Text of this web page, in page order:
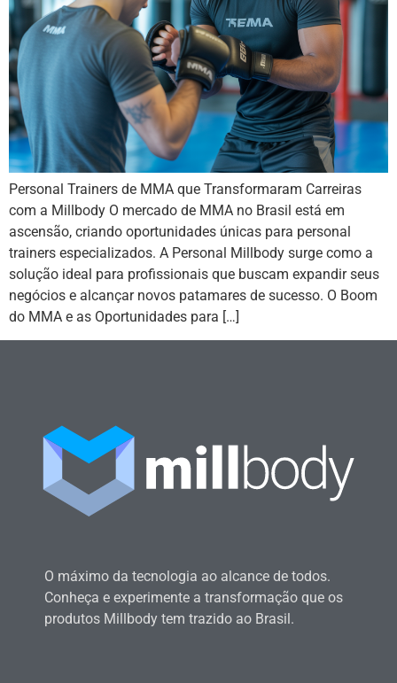
Personal Trainers de MMA que Transformaram Carreiras
com a Millbody O mercado de MMA no Brasil está em
ascensão, criando oportunidades únicas para personal
trainers especializados. A Personal Millbody surge como a
solução ideal para profissionais que buscam expandir seus
negócios e alcançar novos patamares de sucesso. O Boom
do MMA e as Oportunidades para […]
O máximo da tecnologia ao alcance de todos.
Conheça e experimente a transformação que os
produtos Millbody tem trazido ao Brasil.